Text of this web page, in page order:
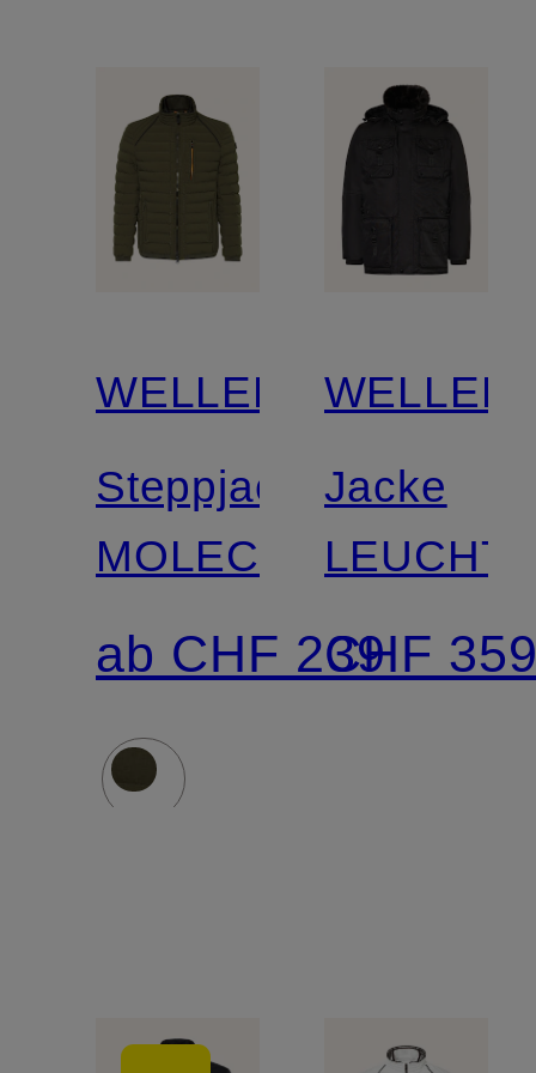
WELLENSTEYN
Steppjacke
MOLECULE
ab CHF 239
Jacke
CHF